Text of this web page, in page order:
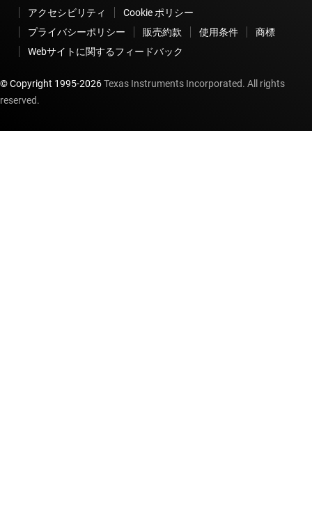
アクセシビリティ
Cookie ポリシー
プライバシーポリシー
販売約款 使用条件
商標
Webサイトに関するフィードバック
© Copyright 1995-2026Texas Instruments Incorporated. All rights
reserved.